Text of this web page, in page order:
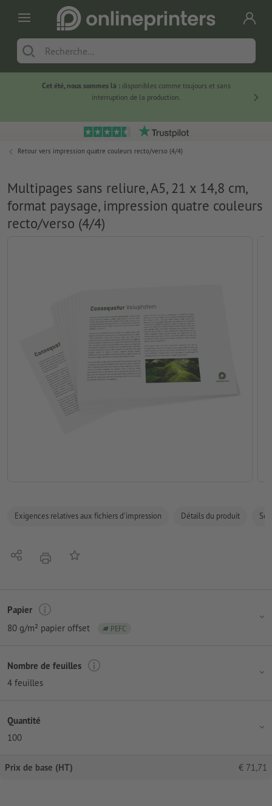
Cet été, nous sommes là :disponibles comme toujours et sans
interruption de la production.
Retour vers impression quatre couleurs recto/verso (4/4)
Multipages sans reliure, A5, 21 x 14,8 cm,
format paysage, impression quatre couleurs
recto/verso (4/4)
Exigences relatives aux fichiers d'impression Détails du produit
PartagerimprimerAjouter à liste d'article
Papier
80 g/m² papier offset
PEFC
Nombre de feuilles
4 feuilles
Quantité
100
Prix de base (HT) € 71,71